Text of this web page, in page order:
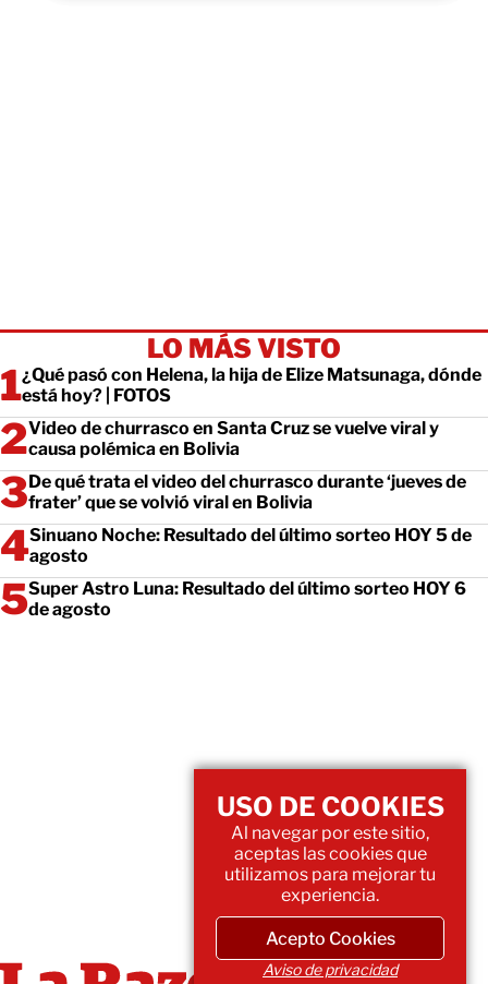
LO MÁS VISTO
¿Qué pasó con Helena, la hija de Elize Matsunaga, dónde
está hoy? | FOTOS
Video de churrasco en Santa Cruz se vuelve viral y
causa polémica en Bolivia
De qué trata el video del churrasco durante ‘jueves de
frater’ que se volvió viral en Bolivia
Sinuano Noche: Resultado del último sorteo HOY 5 de
agosto
Super Astro Luna: Resultado del último sorteo HOY 6
de agosto
USO DE COOKIES
Al navegar por este sitio,
aceptas las cookies que
utilizamos para mejorar tu
experiencia.
Acepto Cookies
Aviso de privacidad